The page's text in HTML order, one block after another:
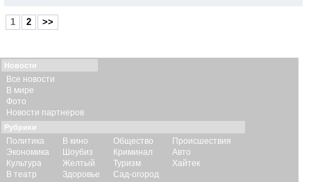
1 2 >>
Новости
Все новости
В мире
Фото
Новости партнеров
Рубрики
Политика
Экономика
Культура
В театр
В кино
Шоубиз
Желтый
Здоровье
Общество
Криминал
Туризм
Сад-огород
Происшествия
Авто
Хайтек